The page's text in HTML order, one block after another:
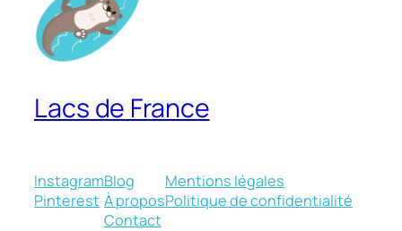
Lacs de France
Instagram
Pinterest
Blog
À propos
Contact
Mentions légales
Politique de confidentialité